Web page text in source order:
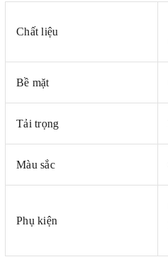
Chất liệu
Bề mặt
Tải trọng
Màu sắc
Phụ kiện